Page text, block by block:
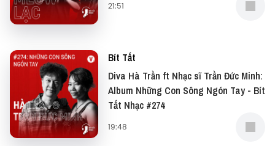
21:51
Bít Tất
Diva Hà Trần ft Nhạc sĩ Trần Đức Minh:
Album Những Con Sông Ngón Tay - Bít
Tất Nhạc #274
19:48